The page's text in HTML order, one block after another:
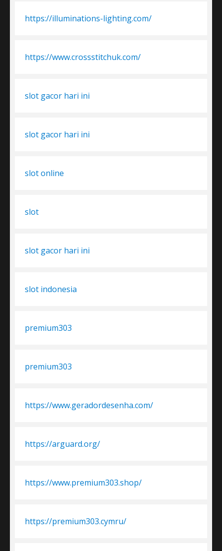
https://illuminations-lighting.com/
https://www.crossstitchuk.com/
slot gacor hari ini
slot gacor hari ini
slot online
slot
slot gacor hari ini
slot indonesia
premium303
premium303
https://www.geradordesenha.com/
https://arguard.org/
https://www.premium303.shop/
https://premium303.cymru/